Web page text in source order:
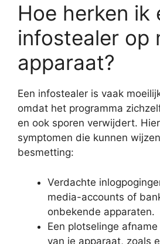
Hoe herken ik
infostealer op
apparaat?
Een infostealer is vaak
omdat het programma
en ook sporen verwijdert.
symptomen die kunnen
besmetting:
Verdachte
media-accounts of
onbekende apparaten.
Een plotselinge
van je apparaat, zoals